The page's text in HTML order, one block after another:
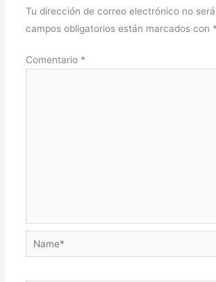
Tu dirección de correo electrónico no
campos obligatorios están marcados con *
Comentario *
Name*